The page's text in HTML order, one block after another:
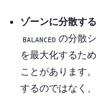
ゾーンに分散する
BALANCED の分散
を最大化するた
ことがあります
するのではなく